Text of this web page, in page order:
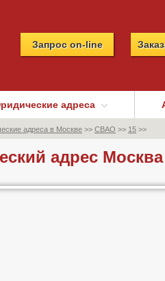
Запрос on-line
адреса
адреса в Москве >> СВАО >> 15 >>
адрес